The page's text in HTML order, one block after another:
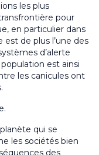
les plus
pour
en particulier dans
est de plus l’une des
d’alerte
est ainsi
les canicules ont
qui se
les sociétés bien
des